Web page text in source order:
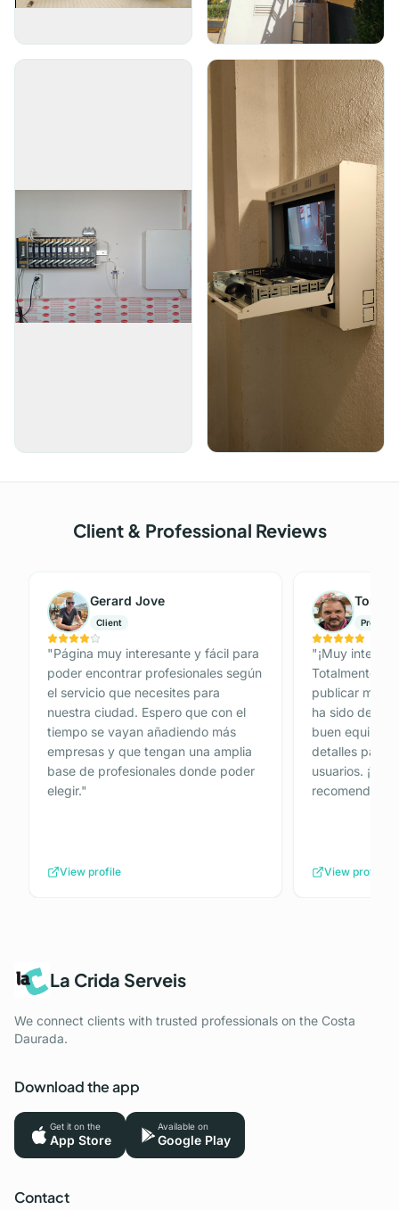
Client & Professional Reviews
Gerard Jove
Client
"Página muy interesante y fácil para
poder encontrar profesionales según
el servicio que necesites para
nuestra ciudad. Espero que con el
tiempo se vayan añadiendo más
empresas y que tengan una amplia
base de profesionales donde poder
elegir."
View profile
Tomás
"¡Muy
Totalmente
publicar mi
ha sido de 10.
buen equipo
detalles para
usuarios.
recomendada!
View profile
La Crida Serveis
We connect clients with trusted professionals on the Costa
Daurada.
Download the app
Get it on the
App Store
Available on
Google Play
Contact